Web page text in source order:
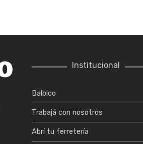
Institucional
Balbico
Trabajá con nosotros
Abrí tu ferretería